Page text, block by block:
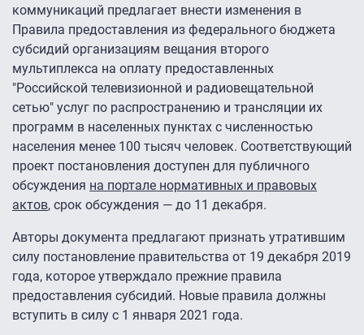
коммуникаций предлагает внести изменения в
Правила предоставления из федерального бюджета
субсидий организациям вещания второго
мультиплекса на оплату предоставленных
"Российской телевизионной и радиовещательной
сетью" услуг по распространению и трансляции их
программ в населенных пунктах с численностью
населения менее 100 тысяч человек. Соответствующий
проект постановления доступен для публичного
обсуждения на портале нормативных и правовых
актов, срок обсуждения — до 11 декабря.
Авторы документа предлагают признать утратившим
силу постановление правительства от 19 декабря 2019
года, которое утверждало прежние правила
предоставления субсидий. Новые правила должны
вступить в силу с 1 января 2021 года.